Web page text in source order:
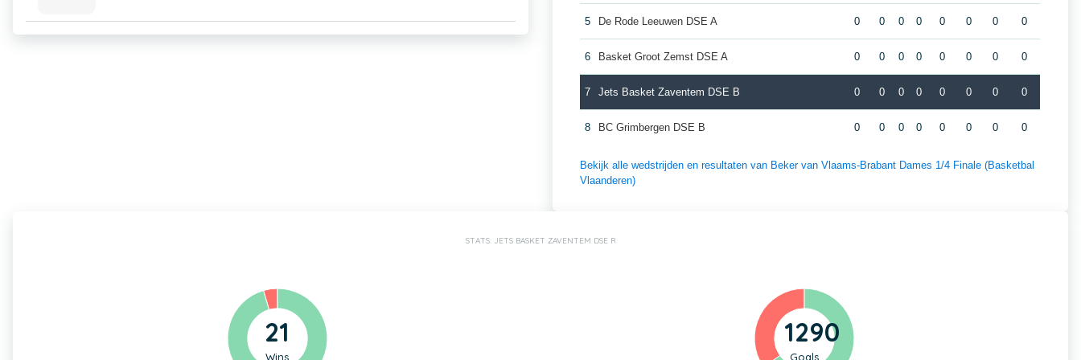
5 De Rode Leeuwen DSE A 0 0 0 0 0 0 0 0
6 Basket Groot Zemst DSE A 0 0 0 0 0 0 0 0
7 Jets Basket Zaventem DSE B 0 0 0 0 0 0 0 0
8 BC Grimbergen DSE B 0 0 0 0 0 0 0 0
Bekijk alle wedstrijden en resultaten van Beker van Vlaams-Brabant Dames 1/4 Finale (Basketbal
Vlaanderen)
STATS: JETS BASKET ZAVENTEM DSE R
21
Wins
1290
Goals